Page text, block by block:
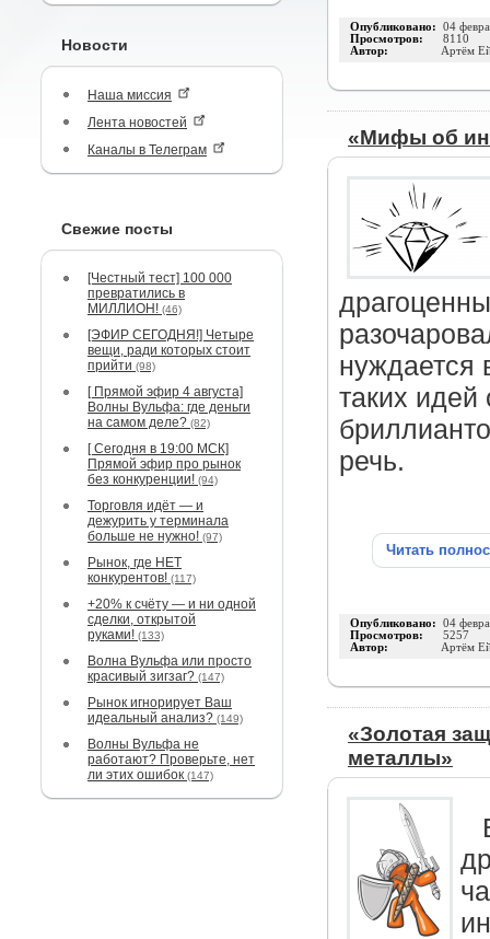
Новости
Наша миссия
Лента новостей
Каналы в Телеграм
Свежие посты
[Честный тест] 100 000
превратились в
МИЛЛИОН! (46)
[ЭФИР СЕГОДНЯ!] Четыре
вещи, ради которых стоит
прийти (98)
[ Прямой эфир 4 августа]
Волны Вульфа: где деньги
на самом деле? (82)
[ Сегодня в 19:00 МСК]
Прямой эфир про рынок
без конкуренции! (94)
Торговля идёт — и
дежурить у терминала
больше не нужно! (97)
Рынок, где НЕТ
конкурентов! (117)
+20% к счёту — и ни одной
сделки, открытой
руками! (133)
Волна Вульфа или просто
красивый зигзаг? (147)
Рынок игнорирует Ваш
идеальный анализ? (149)
Волны Вульфа не
работают? Проверьте, нет
ли этих ошибок (147)
Опубликовано: 04
Просмотров: 8110
Автор: Артём
«Мифы об
нуждается
таких идей
речь.
Читать
Опубликовано: 04
Просмотров: 5257
Автор: Артём
«Золотая
металлы»